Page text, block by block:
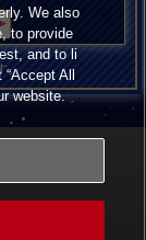
。
We also
to provide
and to li
All
website.